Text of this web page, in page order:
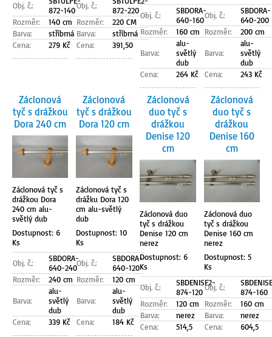
Obj. č.:
872-140
Rozměr:
140 cm
Barva:
stříbrná
Cena:
279 Kč
Obj. č.:
872-220
Rozměr:
220 CM
Barva:
stříbrná
Cena:
391,50
Obj. č.:
SBDORA-
640-160
Rozměr:
160 cm
Barva:
alu-
světlý
dub
Cena:
264 Kč
Obj. č.:
SBDORA-
640-200
Rozměr:
200 cm
Barva:
alu-
světlý
dub
Cena:
243 Kč
Záclonová
tyč s drážkou
Dora 240 cm
Záclonová tyč s
drážkou Dora
240 cm alu-
světlý dub
Dostupnost: 6
Ks
Obj. č.:
SBDORA-
640-240
Rozměr:
240 cm
Barva:
alu-
světlý
dub
Cena:
339 Kč
Záclonová
tyč s drážkou
Dora 120 cm
Záclonová tyč s
drážku Dora 120
cm alu-světlý
dub
Dostupnost: 10
Ks
Obj. č.:
SBDORA-
640-120
Rozměr:
120 cm
Barva:
alu-
světlý
dub
Cena:
184 Kč
Záclonová
duo tyč s
drážkou
Denise 120
cm
Záclonová duo
tyč s drážkou
Denise 120 cm
nerez
Dostupnost: 6
Ks
Obj. č.:
SBDENISE2-
874-120
Rozměr:
120 cm
Barva:
nerez
Cena:
514,5
Záclonová
duo tyč s
drážkou
Denise 160
cm
Záclonová duo
tyč s drážkou
Denise 160 cm
nerez
Dostupnost: 5
Ks
Obj. č.:
874-160
Rozměr:
160 cm
Barva:
nerez
Cena:
604,5